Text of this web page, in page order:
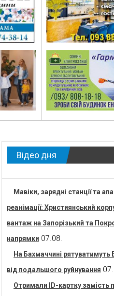
Відео дня
Мавіки, зарядні станції та
реанімації: Християнський
вантаж на Запорізький та
напрямки 07.08.
На Бахмаччині рятуватимуть
від подальшого руйнування
Отримали ID-картку замість